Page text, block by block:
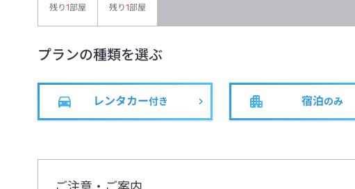
残り1部屋 残り1部屋
プランの種類を選ぶ
レンタカー付き 宿泊のみ